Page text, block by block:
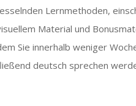
Lernmethoden,
Material und
Sie innerhalb weniger
deutsch sprechen